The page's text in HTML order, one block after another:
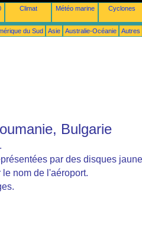
Climat Météo marine Cyclones
du Sud Asie Australie-Océanie Autres
Bulgarie
par des disques
nom de l'aéroport.